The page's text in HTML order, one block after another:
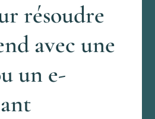
résoudre
avec une
un e-